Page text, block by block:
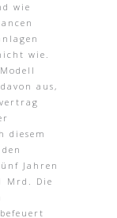
wie
wie.
aus,
diesem
Jahren
Mrd. Die